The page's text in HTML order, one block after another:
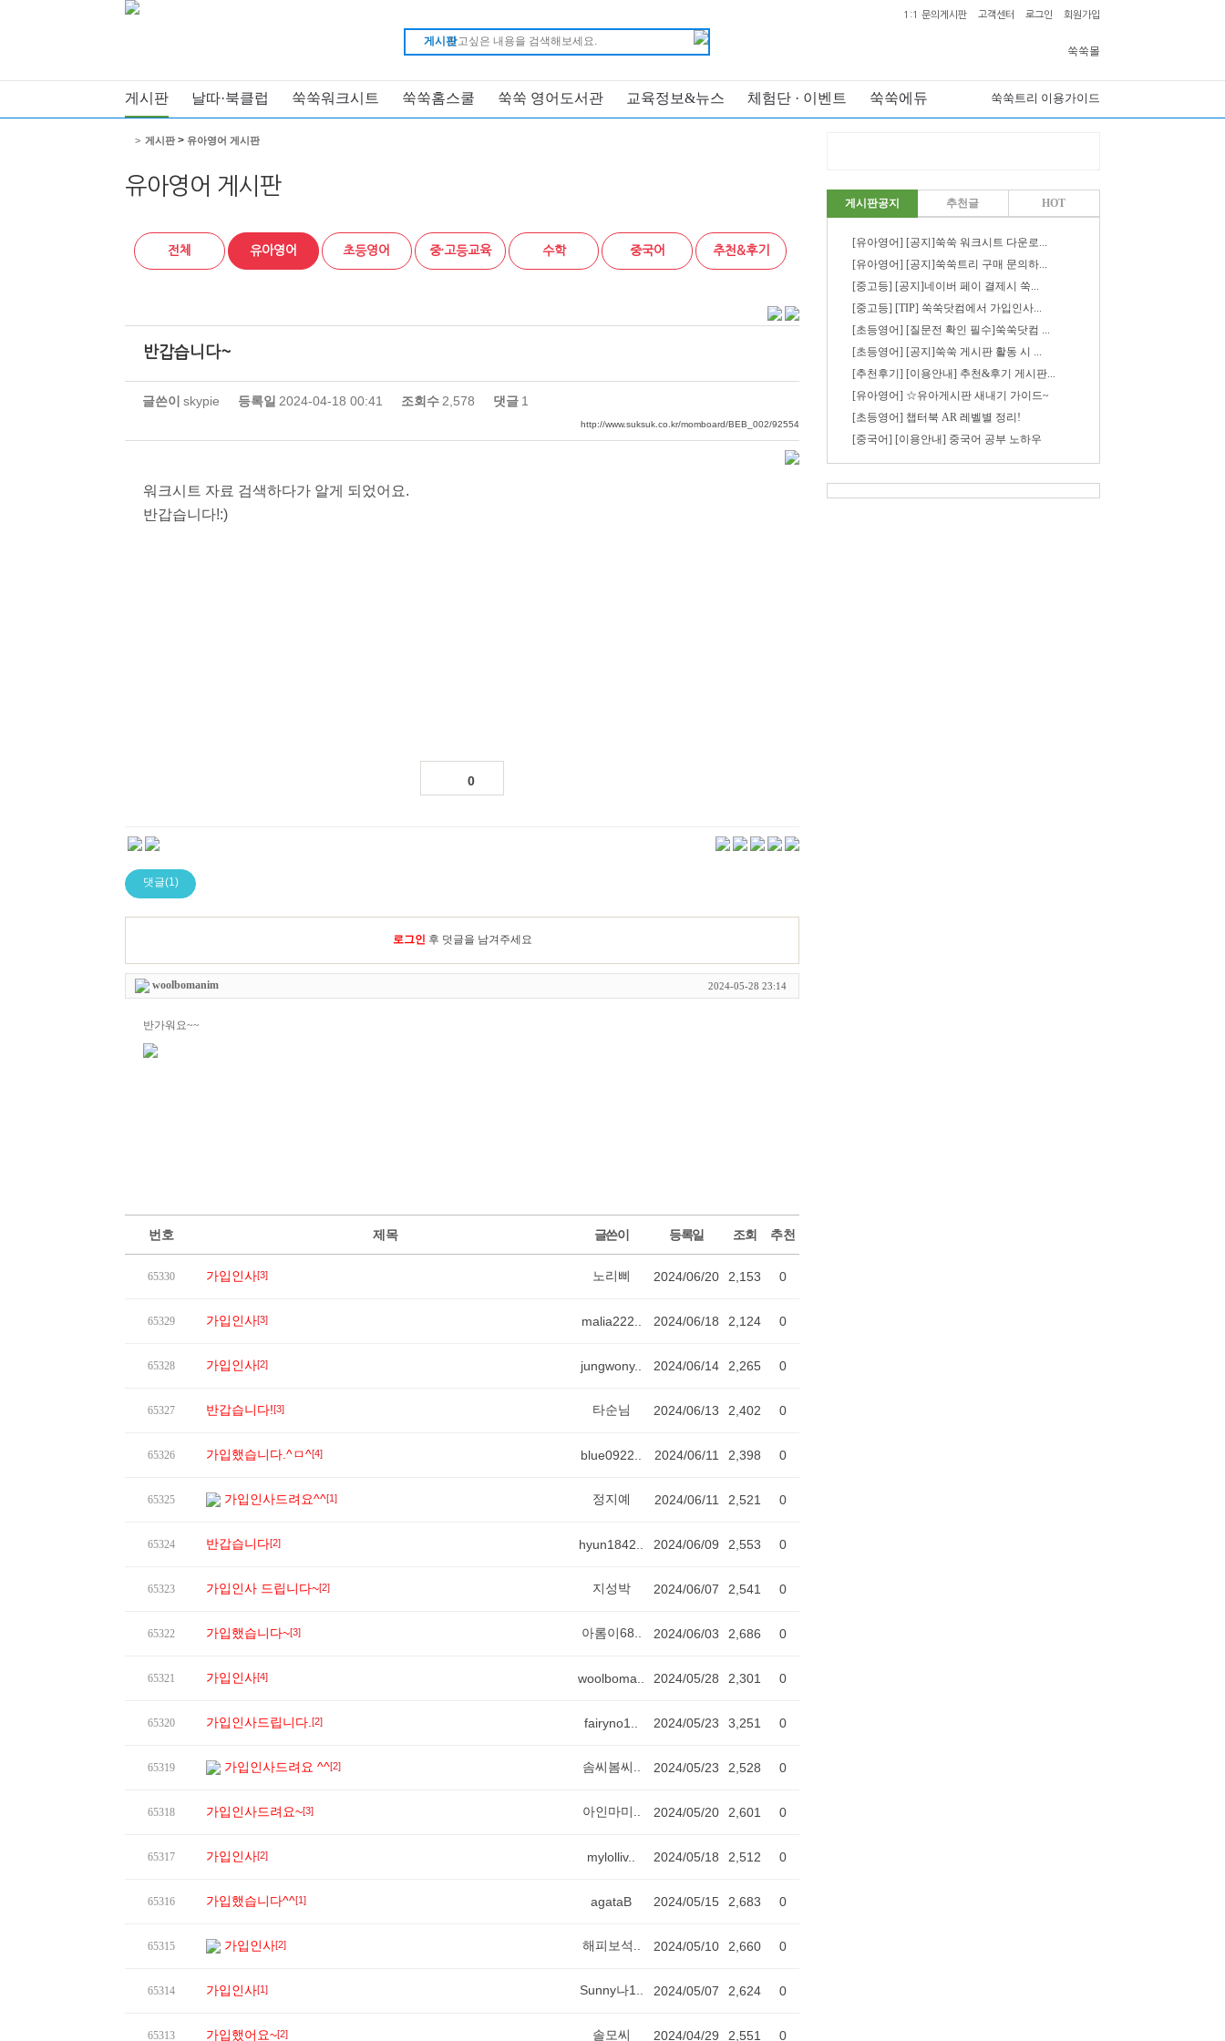
게시판
1:1 문의게시판 고객센터 로그인 회원가입
쑥쑥몰
게시판 날따·북클럽 쑥쑥워크시트 쑥쑥홈스쿨 쑥쑥 영어도서관 교육정보&뉴스 체험단 · 이벤트 쑥쑥에듀 쑥쑥트리 이용가이드
유아영어 게시판
> 게시판> 유아영어 게시판
전체 유아영어 초등영어 중·고등교육 수학 중국어 추천&후기
반갑습니다~
글쓴이 skypie 등록일 2024-04-18 00:41 조회수 2,578 댓글 1
http://www.suksuk.co.kr/momboard/BEB_002/92554
워크시트 자료 검색하다가 알게 되었어요.
반갑습니다!:)
0
댓글(1)
로그인 후 덧글을 남겨주세요
woolbomanim 2024-05-28 23:14
반가워요~~
번호 제목 글쓴이 등록일 조회 추천
65330 가입인사[3] 노리삐 2024/06/20 2,153 0
65329 가입인사[3] malia222.. 2024/06/18 2,124 0
65328 가입인사[2] jungwony.. 2024/06/14 2,265 0
65327 반갑습니다![3] 타순님 2024/06/13 2,402 0
65326 가입했습니다.^ㅁ^[4] blue0922.. 2024/06/11 2,398 0
65325 가입인사드려요^^[1] 정지예 2024/06/11 2,521 0
65324 반갑습니다[2] hyun1842.. 2024/06/09 2,553 0
65323 가입인사 드립니다~[2] 지성박 2024/06/07 2,541 0
65322 가입했습니다~[3] 아롬이68.. 2024/06/03 2,686 0
65321 가입인사[4] woolboma.. 2024/05/28 2,301 0
65320 가입인사드립니다. [2] fairyno1.. 2024/05/23 3,251 0
65319 가입인사드려요 ^^[2] 솜씨봄씨.. 2024/05/23 2,528 0
65318 가입인사드려요~[3] 아인마미.. 2024/05/20 2,601 0
65317 가입인사[2] mylolliv.. 2024/05/18 2,512 0
65316 가입했습니다^^[1] agataB 2024/05/15 2,683 0
65315 가입인사[2] 해피보석.. 2024/05/10 2,660 0
65314 가입인사[1] Sunny나1.. 2024/05/07 2,624 0
65313 가입했어요~[2] 솔모씨 2024/04/29 2,551 0
게시판공지 추천글 HOT
[유아영어] [공지]쑥쑥 워크시트 다운로...
[유아영어] [공지]쑥쑥트리 구매 문의하...
[중고등] [공지]네이버 페이 결제시 쑥...
[중고등] [TIP] 쑥쑥닷컴에서 가입인사...
[초등영어] [질문전 확인 필수]쑥쑥닷컴 ...
[초등영어] [공지]쑥쑥 게시판 활동 시 ...
[추천후기] [이용안내] 추천&후기 게시판...
[유아영어] ☆유아게시판 새내기 가이드~
[초등영어] 챕터북 AR 레벨별 정리!
[중국어] [이용안내] 중국어 공부 노하우